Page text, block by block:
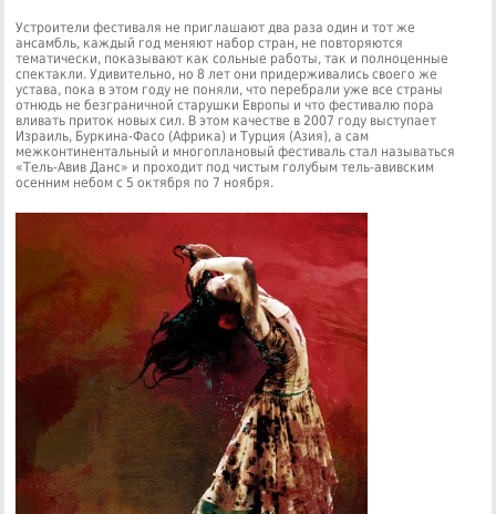
Устроители фестиваля не приглашают два раза один и тот же
ансамбль, каждый год меняют набор стран, не повторяются
тематически, показывают как сольные работы, так и полноценные
спектакли. Удивительно, но 8 лет они придерживались своего же
устава, пока в этом году не поняли, что перебрали уже все страны
отнюдь не безграничной старушки Европы и что фестивалю пора
вливать приток новых сил. В этом качестве в 2007 году выступает
Израиль, Буркина-Фасо (Африка) и Турция (Азия), а сам
межконтинентальный и многоплановый фестиваль стал называться
«Тель-Авив Данс» и проходит под чистым голубым тель-авивским
осенним небом с 5 октября по 7 ноября.